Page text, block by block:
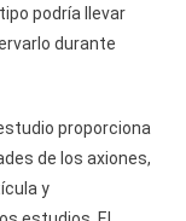
podría llevar
durante
proporciona
de los axiones,
y